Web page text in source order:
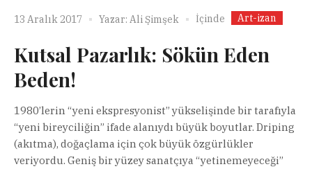
13 Aralık 2017 Yazar: Ali Şimşek İçinde Art-izan
Kutsal Pazarlık: Sökün Eden
Beden!
1980’lerin “yeni ekspresyonist” yükselişinde bir tarafıyla
“yeni bireyciliğin” ifade alanıydı büyük boyutlar. Driping
(akıtma), doğaçlama için çok büyük özgürlükler
veriyordu. Geniş bir yüzey sanatçıya “yetinemeyeceği”